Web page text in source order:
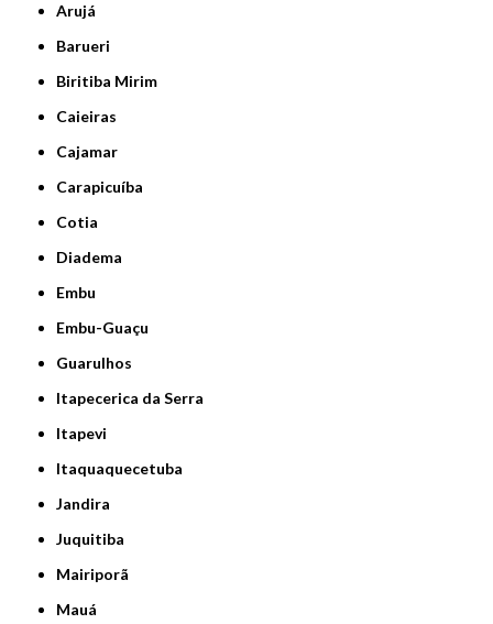
Arujá
Barueri
Biritiba Mirim
Caieiras
Cajamar
Carapicuíba
Cotia
Diadema
Embu
Embu-Guaçu
Guarulhos
Itapecerica da Serra
Itapevi
Itaquaquecetuba
Jandira
Juquitiba
Mairiporã
Mauá